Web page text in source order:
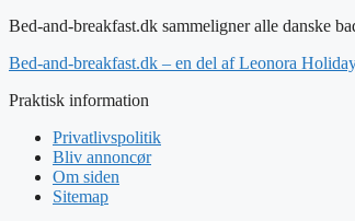
Bed-and-breakfast.dk sammeligner alle danske
Bed-and-breakfast.dk – en del af Leonora
Praktisk information
Privatlivspolitik
Bliv annoncør
Om siden
Sitemap